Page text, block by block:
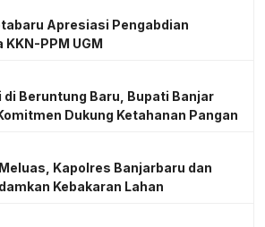
Apresiasi Pengabdian
PPM UGM
di Beruntung Baru, Bupati Banjar
Dukung Ketahanan Pangan
Kapolres Banjarbaru dan
Kebakaran Lahan